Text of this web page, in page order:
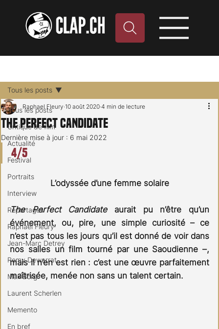
Tous les posts
Critique de film
Actualité
Festival
Portraits
Interview
Reportages
Raphael Fleury
Jean-Marc Detrey
Remy Dewarrat
Max Borg
Laurent Scherlen
Memento
En bref
Tous les posts
The Perfect Candidate
Raphael Fleury 10 août 2020 4 min de lecture
Dernière mise à jour : 6 mai 2022
4/5
L’odyssée d’une femme solaire
The Perfect Candidate aurait pu n’être qu’un
événement, ou, pire, une simple curiosité – ce
n’est pas tous les jours qu’il est donné de voir dans
nos salles un film tourné par une Saoudienne –,
mais il n’en est rien : c’est une œuvre parfaitement
maîtrisée, menée non sans un talent certain.